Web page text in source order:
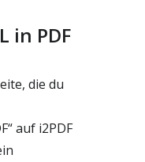
in PDF
die du
auf i2PDF